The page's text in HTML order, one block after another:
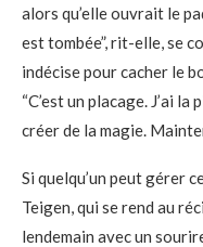
alors qu’elle ouvrait le
est tombée”, rit-elle, se
indécise pour cacher le
“C’est un placage. J’ai la
créer de la magie.
Si quelqu’un peut gérer
Teigen, qui se rend au
lendemain avec un